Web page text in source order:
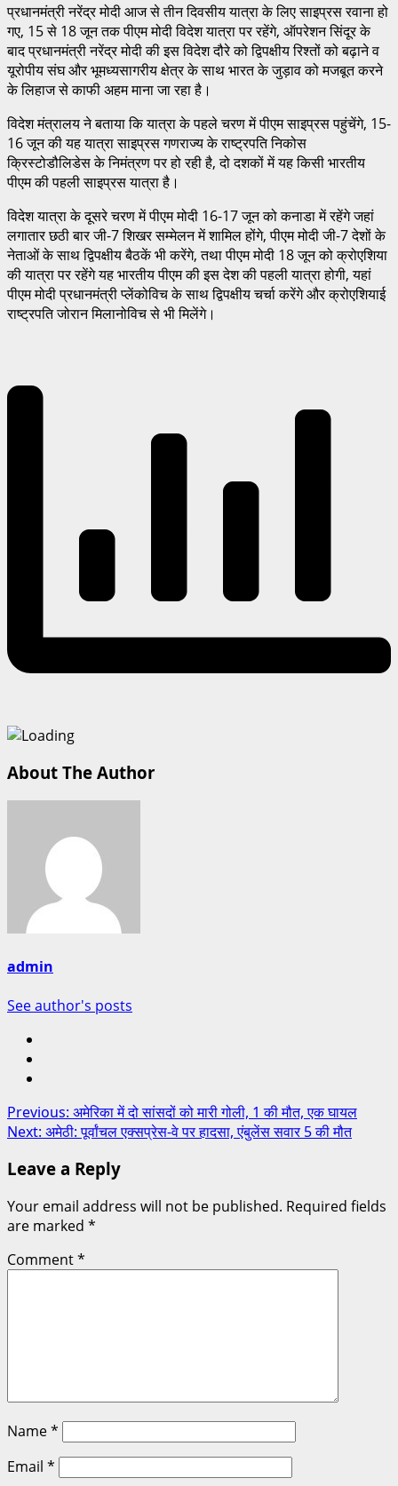
प्रधानमंत्री नरेंद्र मोदी आज से तीन दिवसीय यात्रा के लिए साइप्रस रवाना हो
गए, 15 से 18 जून तक पीएम मोदी विदेश यात्रा पर रहेंगे, ऑपरेशन सिंदूर के
बाद प्रधानमंत्री नरेंद्र मोदी की इस विदेश दौरे को द्विपक्षीय रिश्तों को बढ़ाने व
यूरोपीय संघ और भूमध्यसागरीय क्षेत्र के साथ भारत के जुड़ाव को मजबूत करने
के लिहाज से काफी अहम माना जा रहा है।
विदेश मंत्रालय ने बताया कि यात्रा के पहले चरण में पीएम साइप्रस पहुंचेंगे, 15-
16 जून की यह यात्रा साइप्रस गणराज्य के राष्ट्रपति निकोस
क्रिस्टोडौलिडेस के निमंत्रण पर हो रही है, दो दशकों में यह किसी भारतीय
पीएम की पहली साइप्रस यात्रा है।
विदेश यात्रा के दूसरे चरण में पीएम मोदी 16-17 जून को कनाडा में रहेंगे जहां
लगातार छठी बार जी-7 शिखर सम्मेलन में शामिल होंगे, पीएम मोदी जी-7 देशों के
नेताओं के साथ द्विपक्षीय बैठकें भी करेंगे, तथा पीएम मोदी 18 जून को क्रोएशिया
की यात्रा पर रहेंगे यह भारतीय पीएम की इस देश की पहली यात्रा होगी, यहां
पीएम मोदी प्रधानमंत्री प्लेंकोविच के साथ द्विपक्षीय चर्चा करेंगे और क्रोएशियाई
राष्ट्रपति जोरान मिलानोविच से भी मिलेंगे।
About The Author
admin
See author's posts
Post
navigation
Previous: अमेरिका में दो सांसदों को मारी गोली, 1 की मौत, एक घायल
Next: अमेठी: पूर्वांचल एक्सप्रेस-वे पर हादसा, एंबुलेंस सवार 5 की मौत
Leave a Reply
Your email address will not be published. Required fields
are marked *
Comment*
Name*
Email *